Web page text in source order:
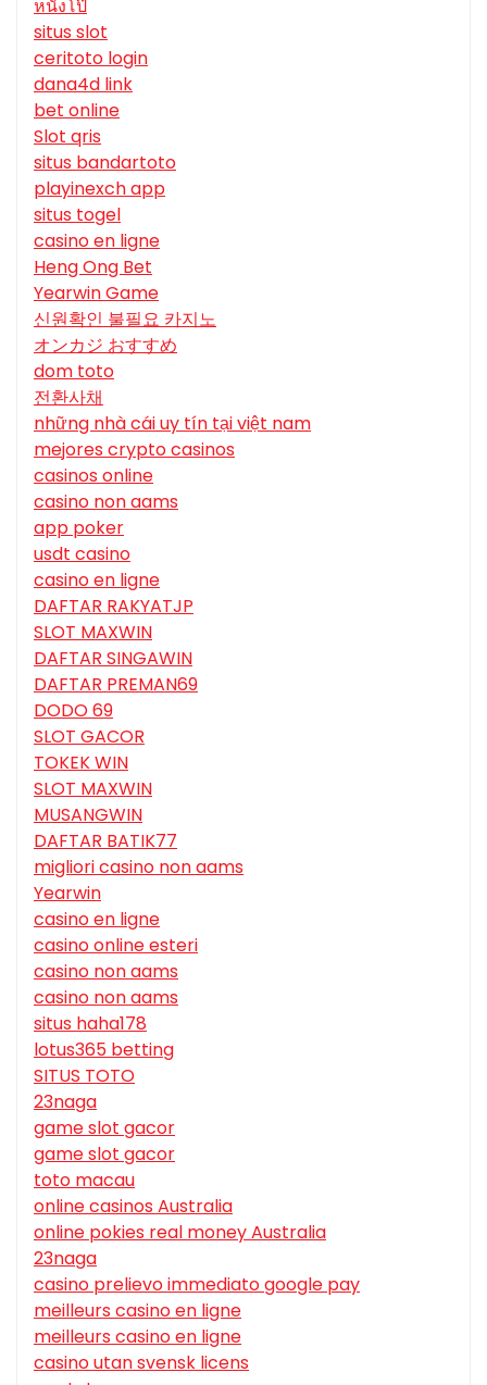
หนังโป๊
situs slot
ceritoto login
dana4d link
bet online
Slot qris
situs bandartoto
playinexch app
situs togel
casino en ligne
Heng Ong Bet
Yearwin Game
신원확인 불필요 카지노
オンカジ おすすめ
dom toto
전환사채
những nhà cái uy tín tại việt nam
mejores crypto casinos
casinos online
casino non aams
app poker
usdt casino
casino en ligne
DAFTAR RAKYATJP
SLOT MAXWIN
DAFTAR SINGAWIN
DAFTAR PREMAN69
DODO 69
SLOT GACOR
TOKEK WIN
SLOT MAXWIN
MUSANGWIN
DAFTAR BATIK77
migliori casino non aams
Yearwin
casino en ligne
casino online esteri
casino non aams
casino non aams
situs haha178
lotus365 betting
SITUS TOTO
23naga
game slot gacor
game slot gacor
toto macau
online casinos Australia
online pokies real money Australia
23naga
casino prelievo immediato google pay
meilleurs casino en ligne
meilleurs casino en ligne
casino utan svensk licens